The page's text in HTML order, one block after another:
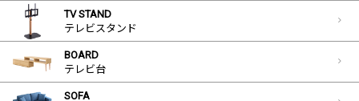
TV STAND
テレビスタンド
BOARD
テレビ台
SOFA